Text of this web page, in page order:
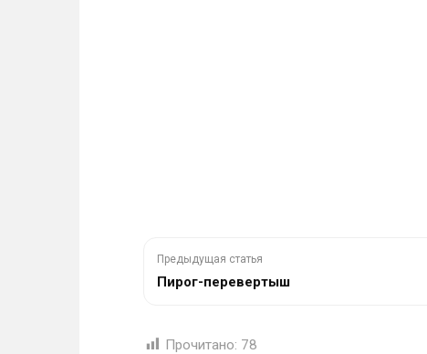
Предыдущая статья
Пирог-перевертыш
Прочитано: 78